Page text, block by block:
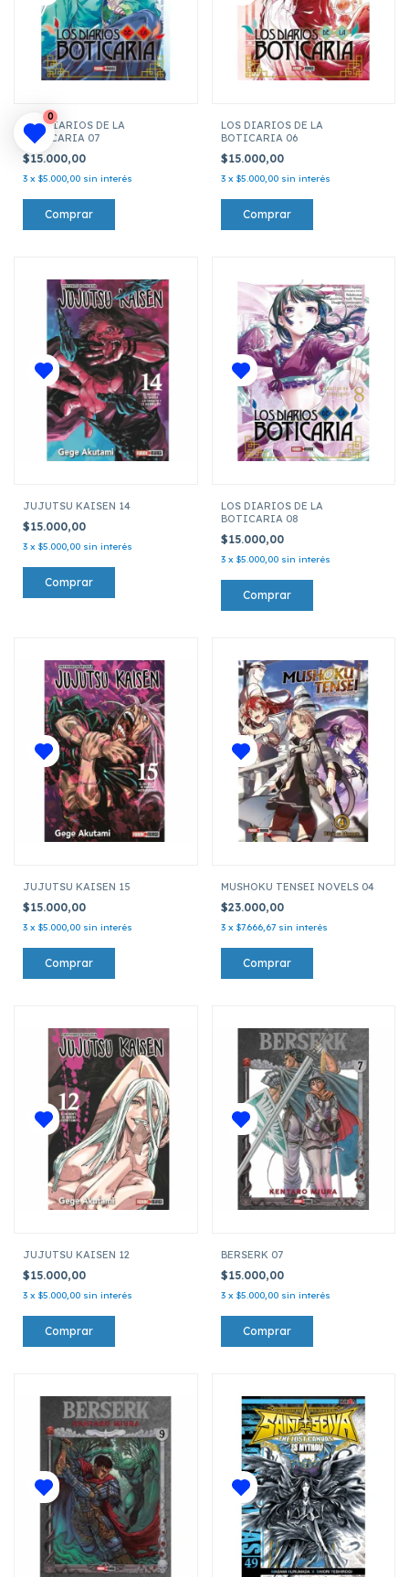
LOS DIARIOS DE LA
BOTICARIA 07
$15.000,00
3 x $5.000,00 sin interés
LOS DIARIOS DE LA
BOTICARIA 06
$15.000,00
3 x $5.000,00 sin interés
JUJUTSU KAISEN 14
$15.000,00
3 x $5.000,00 sin interés
LOS DIARIOS DE LA
BOTICARIA 08
$15.000,00
3 x $5.000,00 sin interés
JUJUTSU KAISEN 15
$15.000,00
3 x $5.000,00 sin interés
MUSHOKU TENSEI NOVELS 04
$23.000,00
3 x $7.666,67 sin interés
JUJUTSU KAISEN 12
$15.000,00
3 x $5.000,00 sin interés
BERSERK 07
$15.000,00
3 x $5.000,00 sin interés
0